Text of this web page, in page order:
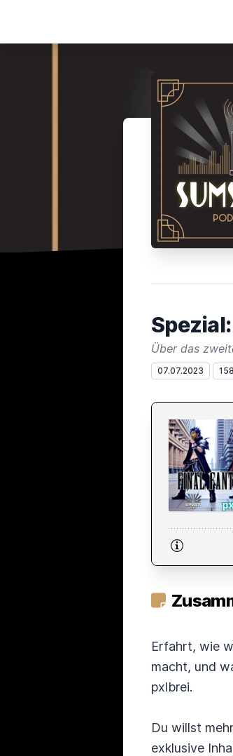
Über das
07.07.2023
Erfahrt, wie
macht, und
pxlbrei.
Du willst
exklusive